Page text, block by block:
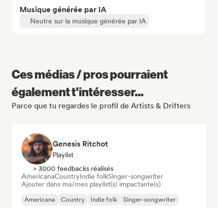
Musique générée par IA
Neutre sur la musique générée par IA
Ces médias / pros pourraient
également t'intéresser...
Parce que tu regardes le profil de Artists & Drifters
Genesis Ritchot
Playlist
> 3000 feedbacks réalisés
AmericanaCountryIndie folkSinger-songwriter
Ajouter dans ma/mes playlist(s) impactante(s)
Americana Country Indie folk Singer-songwriter